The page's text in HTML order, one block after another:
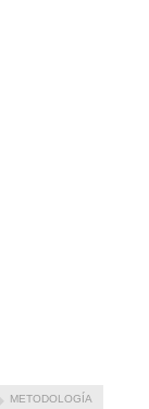
METODOLOGÍA